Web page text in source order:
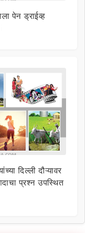
पेन ड्राईव्ह
दिल्ली दौऱ्यावर
प्रश्न उपस्थित